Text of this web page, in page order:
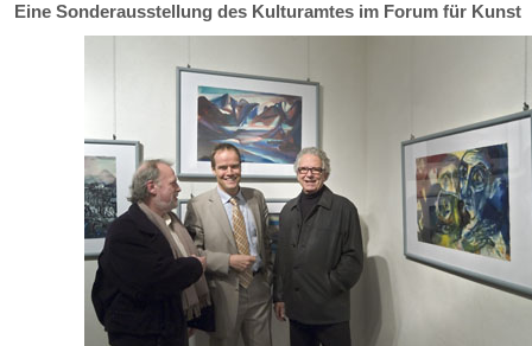
Eine Sonderausstellung des Kulturamtes im Forum für Kunst